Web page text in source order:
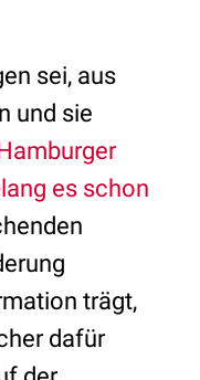
sei, aus
und sie
es schon
trägt,
dafür